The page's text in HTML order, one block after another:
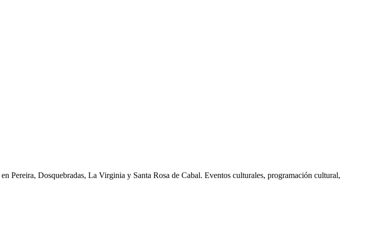
en Pereira, Dosquebradas, La Virginia y Santa Rosa de Cabal. Eventos culturales, programación cultural,